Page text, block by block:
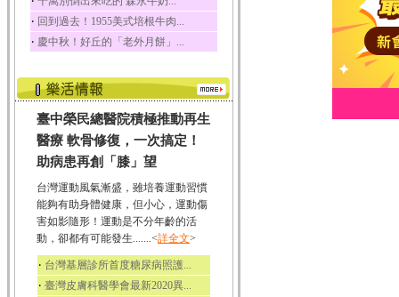
草魚
草魚含有維生素A、維生
素C、及豐富的蛋白...
‧ 回到過去！1955美式培根牛肉...
‧ 慶中秋！好丘的「老外月餅」...
臺中榮民總醫院積極推動再生
醫療 軟骨修復，一次搞定！
助病患再創「膝」望
台灣運動風氣漸盛，雖培養運動習慣
能夠有助身體健康，但小心，運動傷
害如影隨形！運動是不分年齡的活
動，卻都有可能發生.......<詳全文>
‧ 台灣基層診所首度糖尿病照護...
‧ 臺灣皮膚科醫學會最新2020異...